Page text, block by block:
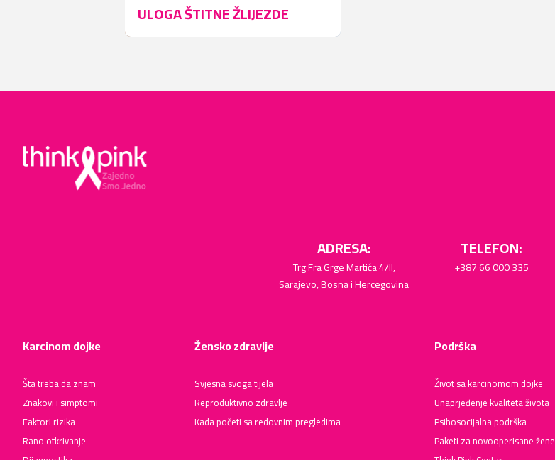
ULOGA ŠTITNE ŽLIJEZDE
ADRESA:
Trg Fra Grge Martića 4/II,
Sarajevo, Bosna i Hercegovina
TELEFON:
+387 66 000 335
Karcinom dojke
Šta treba da znam
Znakovi i simptomi
Faktori rizika
Rano otkrivanje
Žensko zdravlje
Svjesna svoga tijela
Reproduktivno zdravlje
Kada početi sa redovnim pregledima
Podrška
Život sa karcinomom dojke
Unaprjeđenje kvaliteta života
Psihosocijalna podrška
Paketi za novooperisane žene